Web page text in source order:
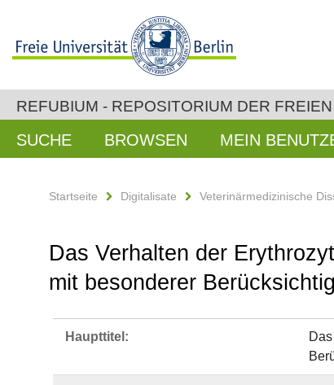
REFUBIUM - REPOSITORIUM DER
SUCHE BROWSEN MEIN
Startseite Digitalisate Veterinärmedizinische
Das Verhalten der
mit besonderer
Haupttitel: